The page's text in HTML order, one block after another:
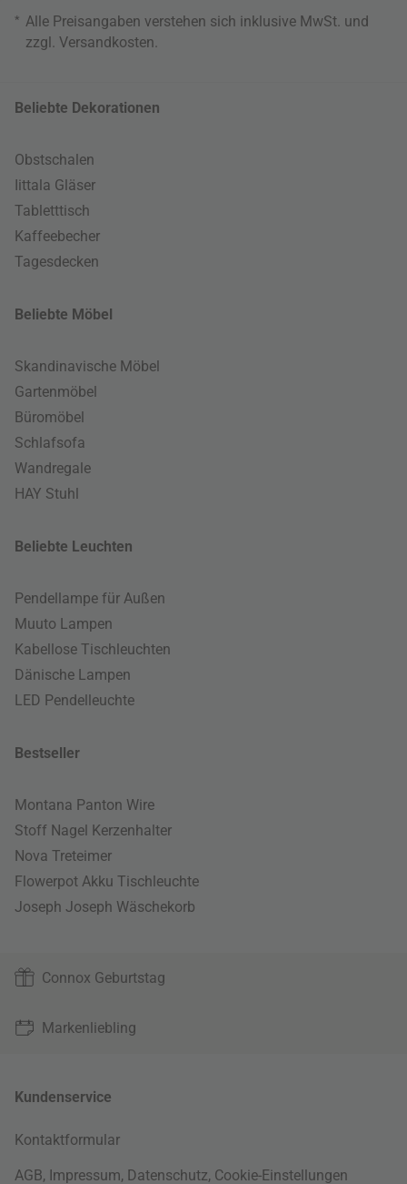
* Alle Preisangaben verstehen sich inklusive MwSt. und
zzgl. Versandkosten
Beliebte Dekorationen
Obstschalen
Iittala Gläser
Tabletttisch
Kaffeebecher
Tagesdecken
Beliebte Möbel
Skandinavische Möbel
Gartenmöbel
Büromöbel
Schlafsofa
Wandregale
HAY Stuhl
Beliebte Leuchten
Pendellampe für Außen
Muuto Lampen
Kabellose Tischleuchten
Dänische Lampen
LED Pendelleuchte
Bestseller
Montana Panton Wire
Stoff Nagel Kerzenhalter
Nova Treteimer
Flowerpot Akku Tischleuchte
Joseph Joseph Wäschekorb
Connox Geburtstag
Markenliebling
Kundenservice
Kontaktformular
AGB, Impressum, Datenschutz, Cookie-Einstellungen